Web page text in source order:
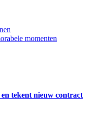
momenten
tekent nieuw contract